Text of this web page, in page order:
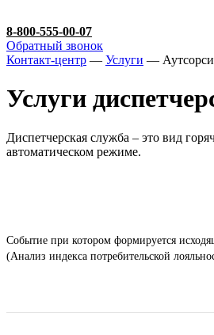
8-800-555-00-07
Обратный звонок
Контакт-центр — Услуги —
Услуги
Диспетчерская служба – это вид
автоматическом режиме.
Событие при котором формируется
(Анализ индекса потребительской